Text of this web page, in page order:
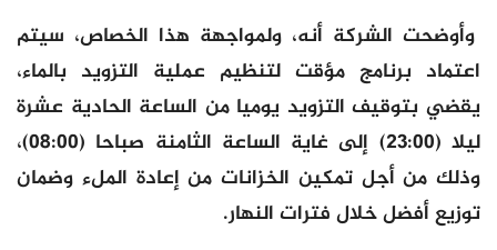
وأوضحت الشركة أنه، ولمواجهة هذا الخصاص، سيتم
اعتماد برنامج مؤقت لتنظيم عملية التزويد بالماء،
يقضي بتوقيف التزويد يوميا من الساعة الحادية عشرة
ليلا (23:00) إلى غاية الساعة الثامنة صباحا (08:00)،
وذلك من أجل تمكين الخزانات من إعادة الملء وضمان
توزيع أفضل خلال فترات النهار.